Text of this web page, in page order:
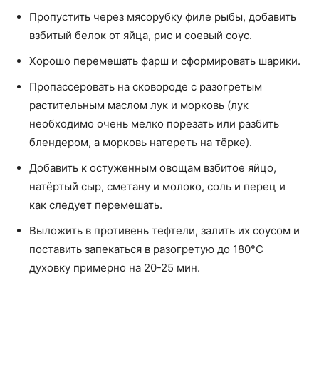
Пропустить через мясорубку филе рыбы, добавить
взбитый белок от яйца, рис и соевый соус.
Хорошо перемешать фарш и сформировать шарики.
Пропассеровать на сковороде с разогретым
растительным маслом лук и морковь (лук
необходимо очень мелко порезать или разбить
блендером, а морковь натереть на тёрке).
Добавить к остуженным овощам взбитое яйцо,
натёртый сыр, сметану и молоко, соль и перец и
как следует перемешать.
Выложить в противень тефтели, залить их соусом и
поставить запекаться в разогретую до 180°C
духовку примерно на 20-25 мин.